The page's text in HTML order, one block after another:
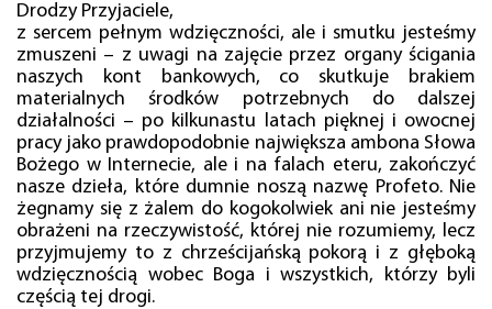
Drodzy Przyjaciele,
z sercem pełnym wdzięczności, ale i smutku jesteśmy
zmuszeni – z uwagi na zajęcie przez organy ścigania
naszych kont bankowych, co skutkuje brakiem
materialnych środków potrzebnych do dalszej
działalności – po kilkunastu latach pięknej i owocnej
pracy jako prawdopodobnie największa ambona Słowa
Bożego w Internecie, ale i na falach eteru, zakończyć
nasze dzieła, które dumnie noszą nazwę Profeto. Nie
żegnamy się z żalem do kogokolwiek ani nie jesteśmy
obrażeni na rzeczywistość, której nie rozumiemy, lecz
przyjmujemy to z chrześcijańską pokorą i z głęboką
wdzięcznością wobec Boga i wszystkich, którzy byli
częścią tej drogi.